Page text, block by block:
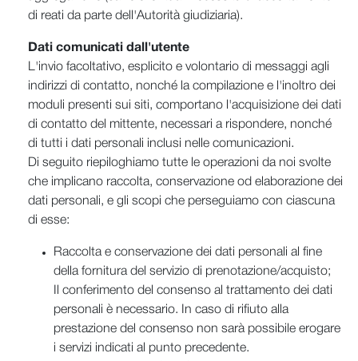
di reati da parte dell'Autorità giudiziaria).
Dati comunicati dall'utente
L'invio facoltativo, esplicito e volontario di messaggi agli
indirizzi di contatto, nonché la compilazione e l'inoltro dei
moduli presenti sui siti, comportano l'acquisizione dei dati
di contatto del mittente, necessari a rispondere, nonché
di tutti i dati personali inclusi nelle comunicazioni.
Di seguito riepiloghiamo tutte le operazioni da noi svolte
che implicano raccolta, conservazione od elaborazione dei
dati personali, e gli scopi che perseguiamo con ciascuna
di esse:
Raccolta e conservazione dei dati personali al fine
della fornitura del servizio di prenotazione/acquisto;
Il conferimento del consenso al trattamento dei dati
personali è necessario. In caso di rifiuto alla
prestazione del consenso non sarà possibile erogare
i servizi indicati al punto precedente.